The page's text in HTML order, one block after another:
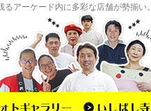
アーケード内に多彩な店舗が勢揃い。